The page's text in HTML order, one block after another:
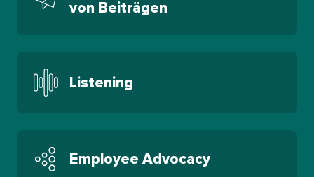
von Beiträgen​​
Listening​​
Employee Advocacy​​